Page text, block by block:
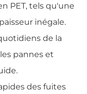
PET, tels qu'une
inégale.
de la
pannes et
des fuites